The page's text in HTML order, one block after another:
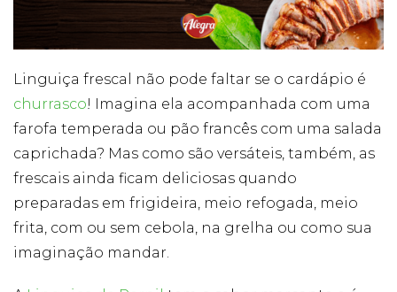
Linguiça frescal não pode faltar se o cardápio é
churrasco! Imagina ela acompanhada com uma
farofa temperada ou pão francês com uma salada
caprichada? Mas como são versáteis, também, as
frescais ainda ficam deliciosas quando
preparadas em frigideira, meio refogada, meio
frita, com ou sem cebola, na grelha ou como sua
imaginação mandar.
comportamento
ao visitar nosso
site, você
chance de ver
conteúdo e
ofertas
personalizadas.